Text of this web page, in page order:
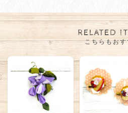
RELATED
こちらもお